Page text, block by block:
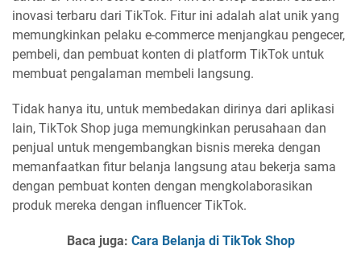
inovasi terbaru dari TikTok. Fitur ini adalah alat unik yang
memungkinkan pelaku e-commerce menjangkau pengecer,
pembeli, dan pembuat konten di platform TikTok untuk
membuat pengalaman membeli langsung.
Tidak hanya itu, untuk membedakan dirinya dari aplikasi
lain, TikTok Shop juga memungkinkan perusahaan dan
penjual untuk mengembangkan bisnis mereka dengan
memanfaatkan fitur belanja langsung atau bekerja sama
dengan pembuat konten dengan mengkolaborasikan
produk mereka dengan influencer TikTok.
Baca juga: Cara Belanja di TikTok Shop